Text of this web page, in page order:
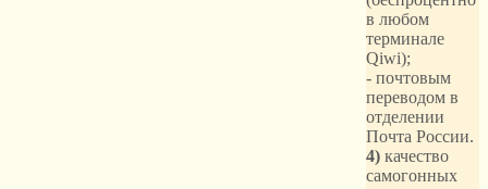
в любом
терминале
Qiwi);
- почтовым
переводом в
отделении
Почта России.
4) качество
самогонных